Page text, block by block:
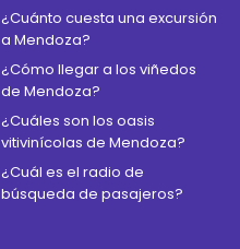
¿Cuánto cuesta una excursión
a Mendoza?
¿Cómo llegar a los viñedos
de Mendoza?
¿Cuáles son los oasis
vitivinícolas de Mendoza?
¿Cuál es el radio de
búsqueda de pasajeros?